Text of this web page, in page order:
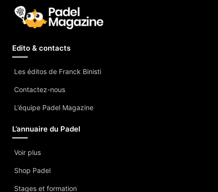
Edito & contacts
Les éditos de Franck Binisti
Contactez-nous
L’équipe Padel Magazine
L’annuaire du Padel
Voir plus
Shop Padel
Stages et formation